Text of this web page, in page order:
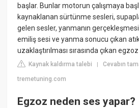
başlar. Bunlar motorun çalışmaya
kaynaklanan sürtünme sesleri,
gelen sesler, yanmanın
emiliş sesi ve yanma sonucu çıkan
uzaklaştırılması sırasında çıkan
Kaynak kaldırma talebi |Cevabın
tremetuning.com
Egzoz neden ses yapar?